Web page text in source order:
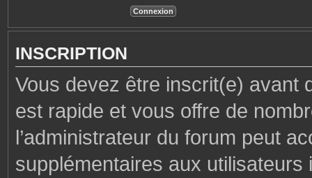
INSCRIPTION
Vous devez être inscrit(e) avant
est rapide et vous offre de
l’administrateur du forum peut
supplémentaires aux